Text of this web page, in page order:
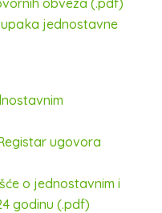
obveza (.pdf)
jednostavne
ugovora
o jednostavnim i
godinu (.pdf)